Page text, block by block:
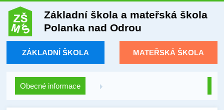
Základní škola a mateřská škola
Polanka nad Odrou
ZÁKLADNÍ ŠKOLA MATEŘSKÁ ŠKOLA
Obecné informace